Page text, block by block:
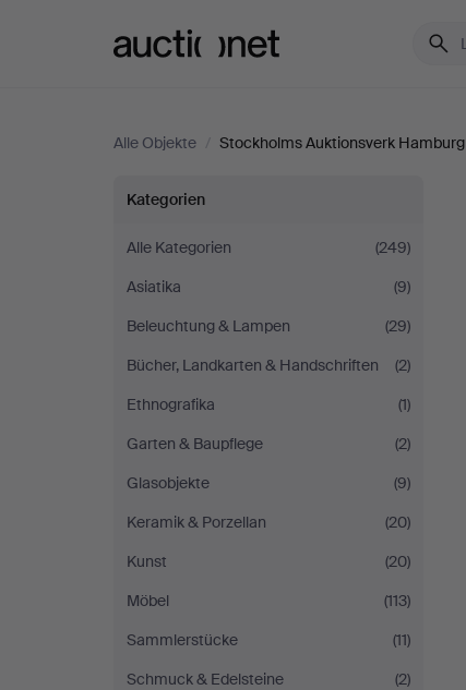
Alle Objekte / Stockholms Auktionsverk Hamburg
Alle
Objekte
bei
Stockholms
Auktionsverk
Hamburg
Kategorien
Alle Kategorien
(249)
Asiatika
(9)
Beleuchtung & Lampen
(29)
Bücher, Landkarten & Handschriften
(2)
Ethnografika
(1)
Garten & Baupflege
(2)
Glasobjekte
(9)
Keramik & Porzellan
(20)
Kunst
(20)
Möbel
(113)
Sammlerstücke
(11)
Schmuck & Edelsteine
(2)